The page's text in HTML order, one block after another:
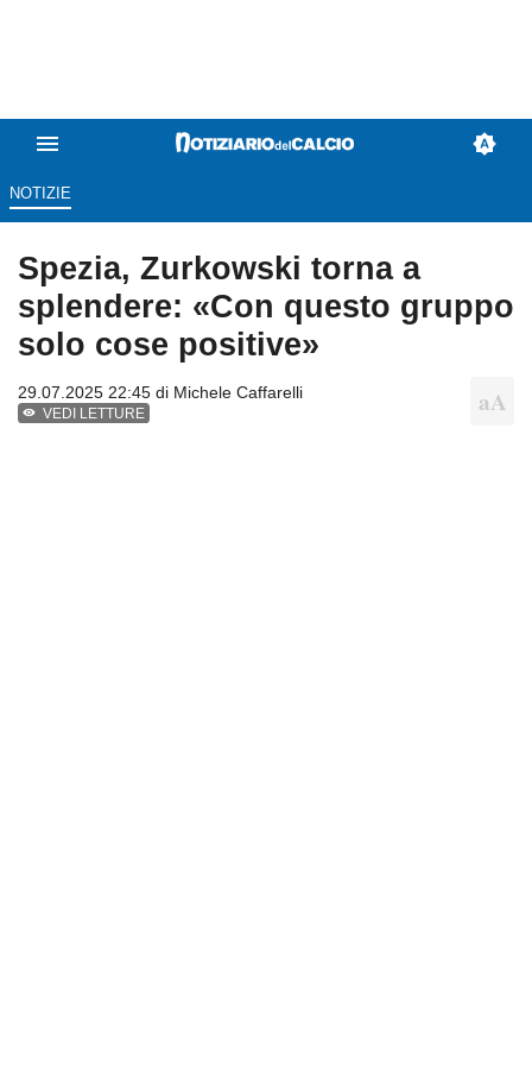
NOTIZIE
Spezia, Zurkowski torna a
splendere: «Con questo gruppo
solo cose positive»
29.07.2025 22:45 di Michele Caffarelli
VEDI LETTURE